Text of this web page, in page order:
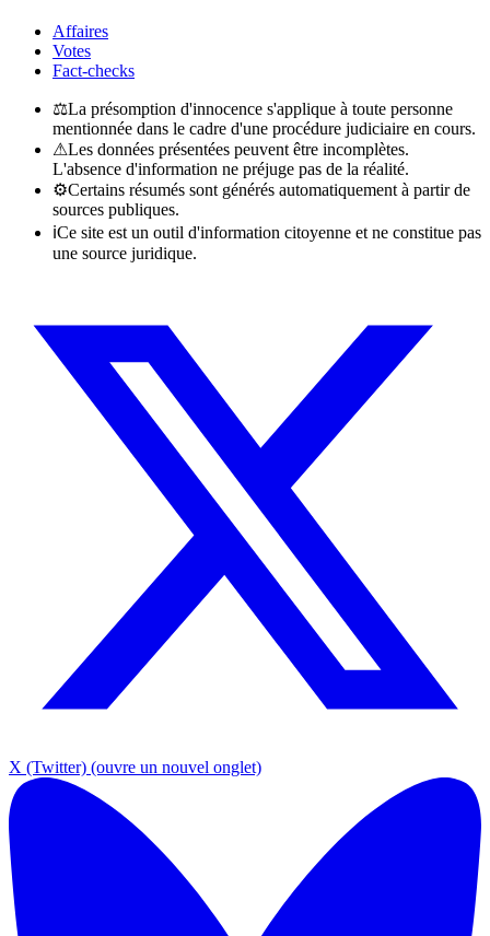
Affaires
Votes
Fact-checks
⚖La présomption d'innocence s'applique à toute personne
mentionnée dans le cadre d'une procédure judiciaire en cours.
⚠Les données présentées peuvent être incomplètes.
L'absence d'information ne préjuge pas de la réalité.
⚙Certains résumés sont générés automatiquement à partir de
sources publiques.
ℹCe site est un outil d'information citoyenne et ne constitue pas
une source juridique.
X (Twitter) (ouvre un nouvel onglet)